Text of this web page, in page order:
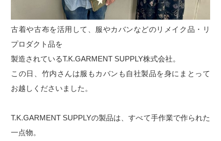
古着や古布を活用して、服やカバンなどのリメイク品・リ
プロダクト品を
製造されているT.K.GARMENT SUPPLY株式会社。
この日、竹内さんは服もカバンも自社製品を身にまとって
お越しくださいました。
T.K.GARMENT SUPPLYの製品は、すべて手作業で作られた
一点物。